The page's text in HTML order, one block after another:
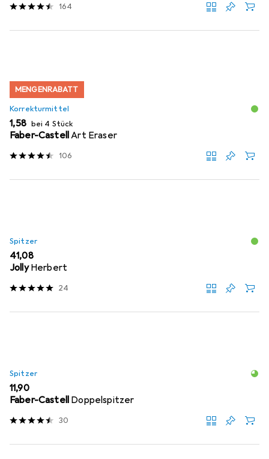
164
MENGENRABATT
Korrekturmittel
EUR
1,58 bei 4 Stück
Faber-CastellArt Eraser
106
Spitzer
EUR
41,08
Jolly Herbert
24
Spitzer
EUR
11,90
Faber-Castell Doppelspitzer
30